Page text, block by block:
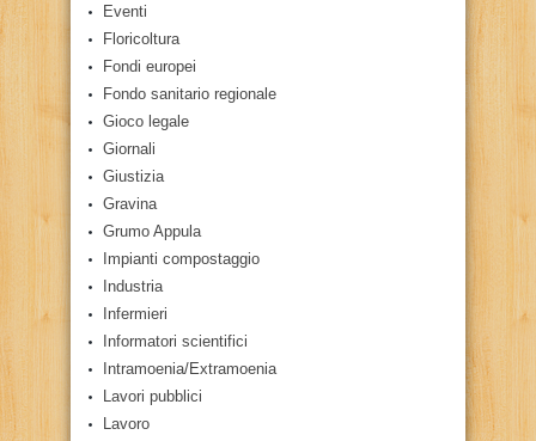
Eventi
Floricoltura
Fondi europei
Fondo sanitario regionale
Gioco legale
Giornali
Giustizia
Gravina
Grumo Appula
Impianti compostaggio
Industria
Infermieri
Informatori scientifici
Intramoenia/Extramoenia
Lavori pubblici
Lavoro